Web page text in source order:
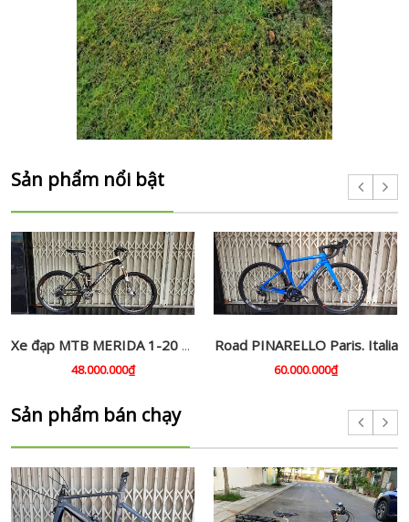
Sản phẩm nổi bật
Xe đạp MTB MERIDA 1-20 cacbon 5000.
48.000.000₫
Road PINARELLO Paris. Italia
60.000.000₫
Sản phẩm bán chạy